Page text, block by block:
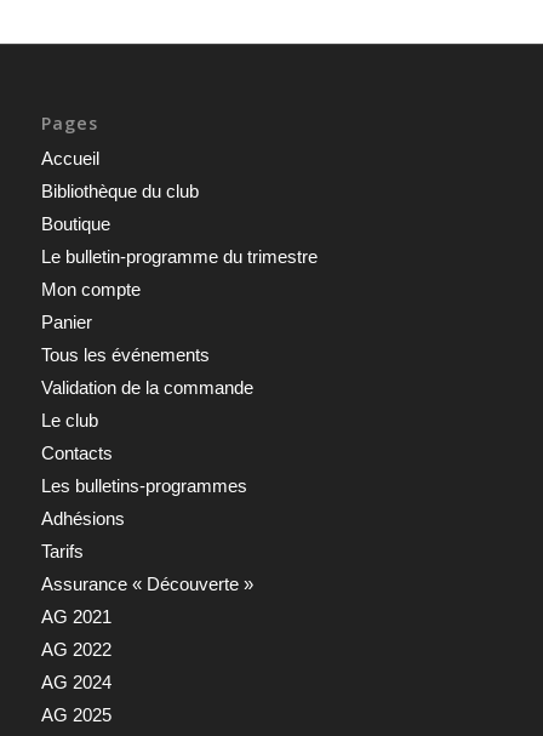
Pages
Accueil
Bibliothèque du club
Boutique
Le bulletin-programme du trimestre
Mon compte
Panier
Tous les événements
Validation de la commande
Le club
Contacts
Les bulletins-programmes
Adhésions
Tarifs
Assurance « Découverte »
AG 2021
AG 2022
AG 2024
AG 2025